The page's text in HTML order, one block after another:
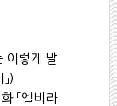
이렇게 말
)
「엘비라